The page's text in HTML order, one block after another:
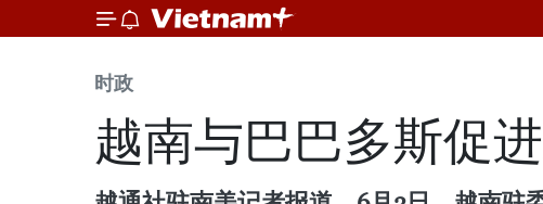
时政
越南与巴巴多斯促